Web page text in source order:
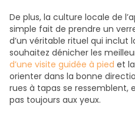
De plus, la culture locale de
simple fait de prendre un
d’un véritable rituel qui inclut
souhaitez dénicher les
d’une visite guidée à pied et
orienter dans la bonne
rues à tapas se ressemblent,
pas toujours aux yeux.